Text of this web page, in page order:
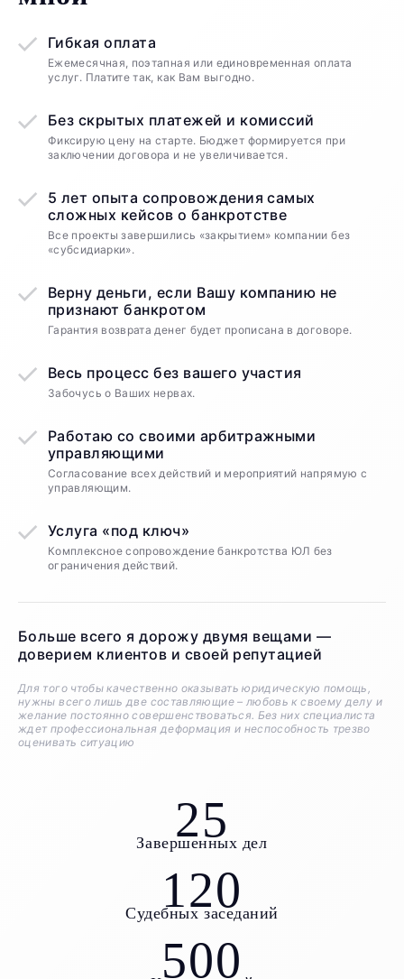
Гибкая оплата
Ежемесячная, поэтапная или единовременная оплата
услуг. Платите так, как Вам выгодно.
Без скрытых платежей и комиссий
Фиксирую цену на старте. Бюджет формируется при
заключении договора и не увеличивается.
5 лет опыта сопровождения самых
сложных кейсов о банкротстве
Все проекты завершились «закрытием» компании без
«субсидиарки».
Верну деньги, если Вашу компанию не
признают банкротом
Гарантия возврата денег будет прописана в договоре.
Весь процесс без вашего участия
Забочусь о Ваших нервах.
Работаю со своими арбитражными
управляющими
Согласование всех действий и мероприятий напрямую с
управляющим.
Услуга «под ключ»
Комплексное сопровождение банкротства ЮЛ без
ограничения действий.
Больше всего я дорожу двумя вещами —
доверием клиентов и своей репутацией
Для того чтобы качественно оказывать юридическую помощь,
нужны всего лишь две составляющие – любовь к своему делу и
желание постоянно совершенствоваться. Без них специалиста
ждет профессиональная деформация и неспособность трезво
оценивать ситуацию
25
Завершенных дел
120
Судебных заседаний
500